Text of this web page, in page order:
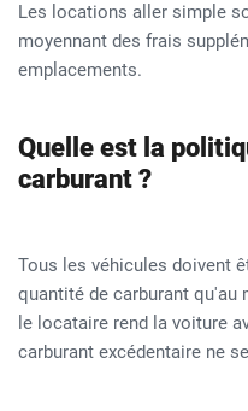
Les locations aller simple
moyennant des frais
emplacements.
Quelle est la
carburant ?
Tous les véhicules doivent
quantité de carburant qu'au
le locataire rend la voiture
carburant excédentaire ne